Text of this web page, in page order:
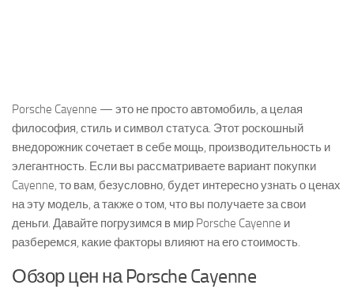
Porsche Cayenne — это не просто автомобиль, а целая
философия, стиль и символ статуса. Этот роскошный
внедорожник сочетает в себе мощь, производительность и
элегантность. Если вы рассматриваете вариант покупки
Cayenne, то вам, безусловно, будет интересно узнать о ценах
на эту модель, а также о том, что вы получаете за свои
деньги. Давайте погрузимся в мир Porsche Cayenne и
разберемся, какие факторы влияют на его стоимость.
Обзор цен на Porsche Cayenne